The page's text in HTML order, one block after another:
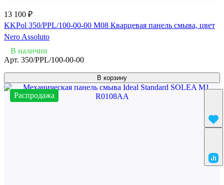
13 100 ₽
KKPol 350/PPL/100-00-00 M08 Кварцевая панель смыва, цвет
Nero Assoluto
В наличии
Арт. 350/PPL/100-00-00
В корзину
Распродажа